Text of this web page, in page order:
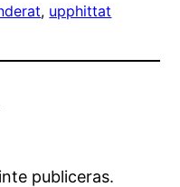
, upphittat
publiceras.